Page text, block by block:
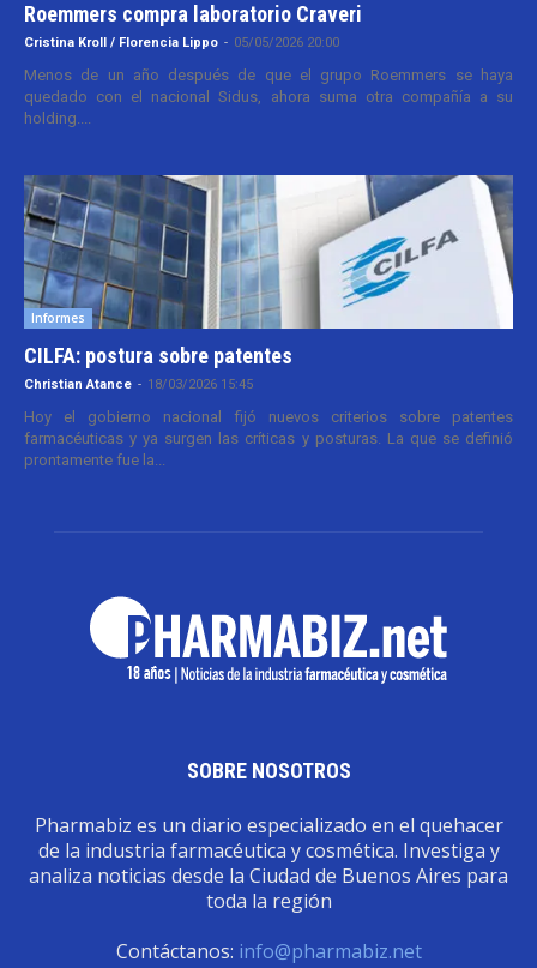
Roemmers compra laboratorio Craveri
Cristina Kroll / Florencia Lippo - 05/05/2026 20:00
Menos de un año después de que el grupo Roemmers se haya
quedado con el nacional Sidus, ahora suma otra compañía a su
holding....
Informes
CILFA: postura sobre patentes
Christian Atance - 18/03/2026 15:45
Hoy el gobierno nacional fijó nuevos criterios sobre patentes
farmacéuticas y ya surgen las críticas y posturas. La que se definió
prontamente fue la...
SOBRE NOSOTROS
Pharmabiz es un diario especializado en el quehacer
de la industria farmacéutica y cosmética. Investiga y
analiza noticias desde la Ciudad de Buenos Aires para
toda la región
Contáctanos: info@pharmabiz.net